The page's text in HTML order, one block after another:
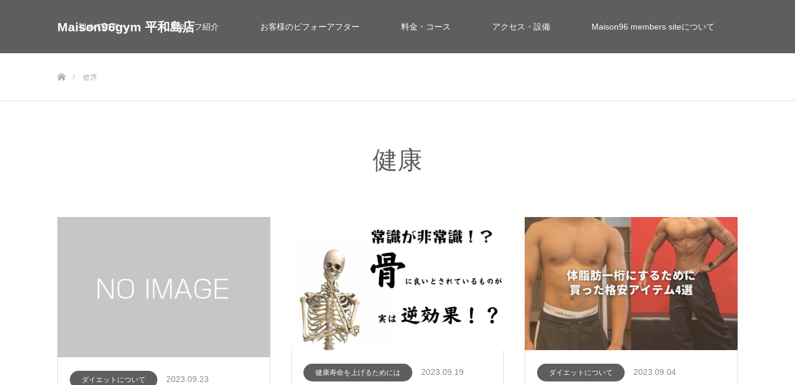
Maison96gym 平和島店
初めての方へ スタッフ紹介 お客様のビフォーアフター 料金・コース アクセス・設備 Maison96 members siteについて
お問い合わせ
健康
健康
ダイエットについて 2023.09.23
健康寿命を上げるためには 2023.09.19 ダイエットについて 2023.09.04